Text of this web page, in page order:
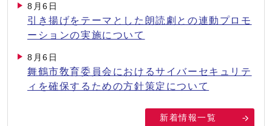
8月6日
引き揚げをテーマとした朗読劇との連動プロモ
ーションの実施について
8月6日
舞鶴市敎育委員会におけるサイバーセキュリテ
ィを確保するための方針策定について
新着情報一覧